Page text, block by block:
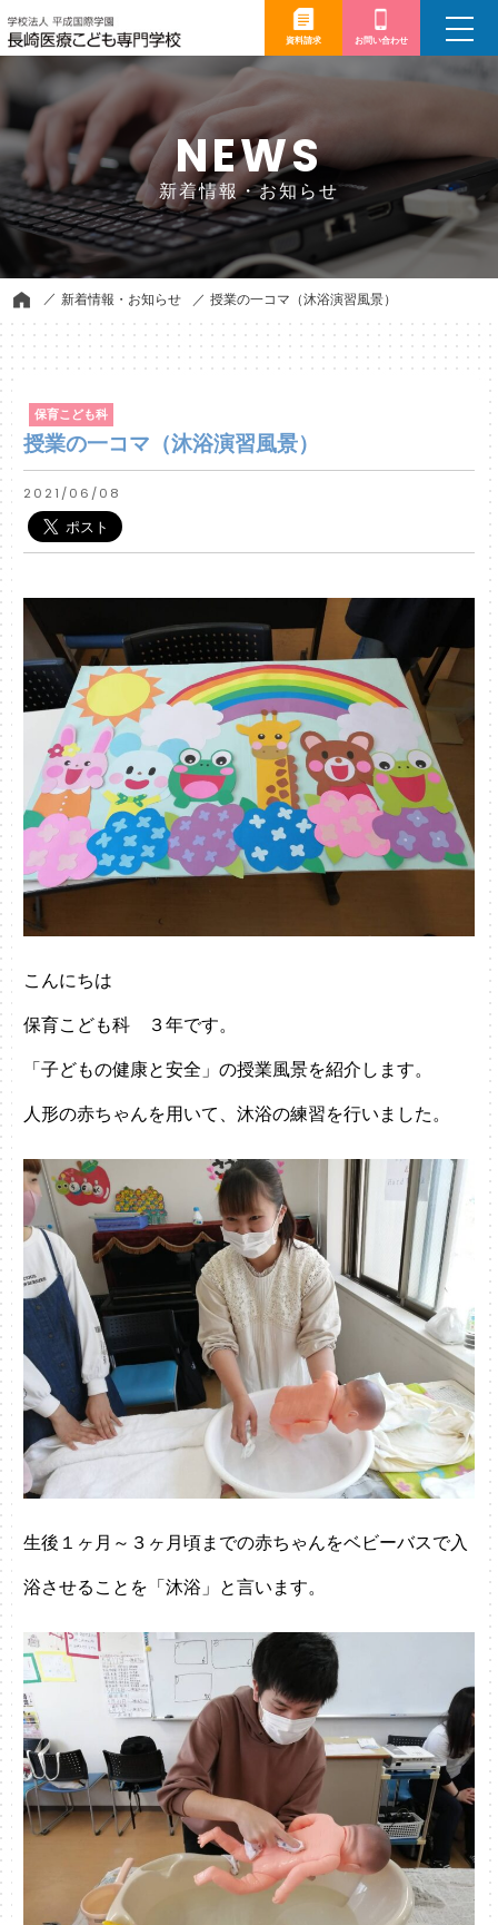
資料請求 お問い合わせ
toggle
NEWS
新着情報・お知らせ
新着情報・お知らせ 授業の一コマ（沐浴演習風景）
保育こども科
授業の一コマ（沐浴演習風景）
2021/06/08
こんにちは
保育こども科 ３年です。
「子どもの健康と安全」の授業風景を紹介します。
人形の赤ちゃんを用いて、沐浴の練習を行いました。
生後１ヶ月～３ヶ月頃までの赤ちゃんをベビーバスで入
浴させることを「沐浴」と言います。